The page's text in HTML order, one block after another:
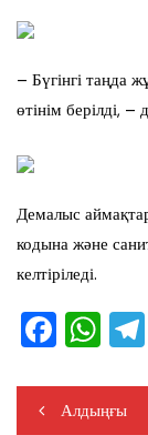
– Бүгінгі таңда
өтінім берілді, –
Демалыс
кодына және
келтіріледі.
F
c
W
at e
Жазба
Алдыңғы